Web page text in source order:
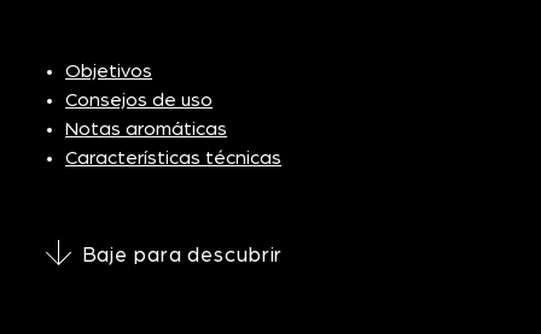
Objetivos
Consejos de uso
Notas aromáticas
Características técnicas
Baje para descubrir